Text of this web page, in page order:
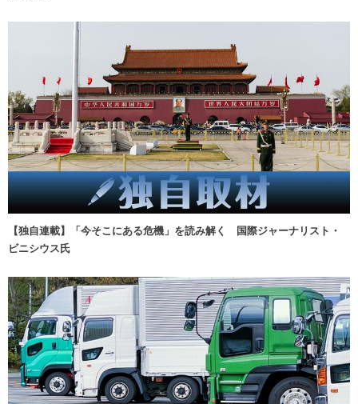
【独自連載】「今そこにある危機」を読み解く 国際ジャーナリスト・
ビニシウス氏